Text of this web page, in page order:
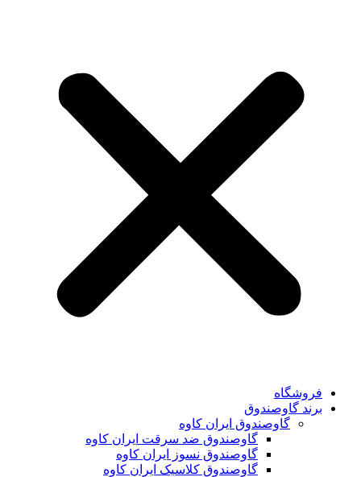
فروشگاه
برند گاوصندوق
گاوصندوق ایران کاوه
گاوصندوق ضد سرقت ایران کاوه
گاوصندوق نسوز ایران کاوه
گاوصندوق کلاسیک ایران کاوه